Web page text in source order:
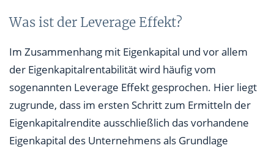
Was ist der Leverage Effekt?
Im Zusammenhang mit Eigenkapital und vor allem
der Eigenkapitalrentabilität wird häufig vom
sogenannten Leverage Effekt gesprochen. Hier liegt
zugrunde, dass im ersten Schritt zum Ermitteln der
Eigenkapitalrendite ausschließlich das vorhandene
Eigenkapital des Unternehmens als Grundlage